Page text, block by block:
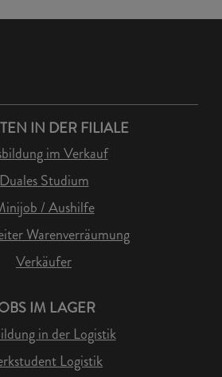
IN DER FILIALE
im Verkauf
Studium
/ Aushilfe
Warenverräumung
Verkäufer
IM LAGER
in der Logistik
Logistik